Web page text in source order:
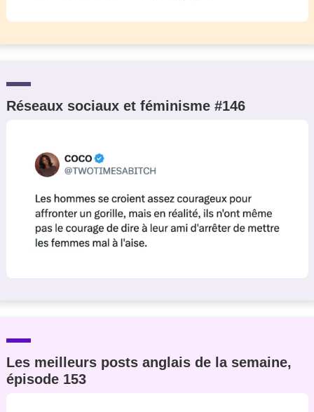
Réseaux sociaux et féminisme #146
Les meilleurs posts anglais de la semaine,
épisode 153